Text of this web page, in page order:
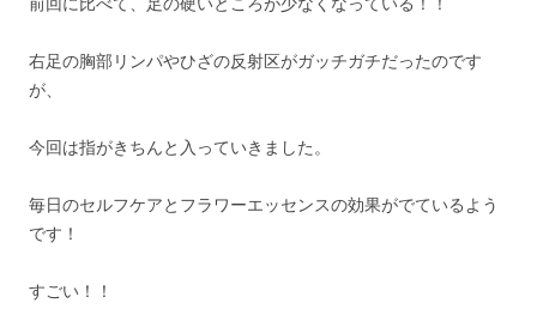
前回に比べて、足の硬いところが少なくなっている！！
右足の胸部リンパやひざの反射区がガッチガチだったのです
が、
今回は指がきちんと入っていきました。
毎日のセルフケアとフラワーエッセンスの効果がでているよう
です！
すごい！！